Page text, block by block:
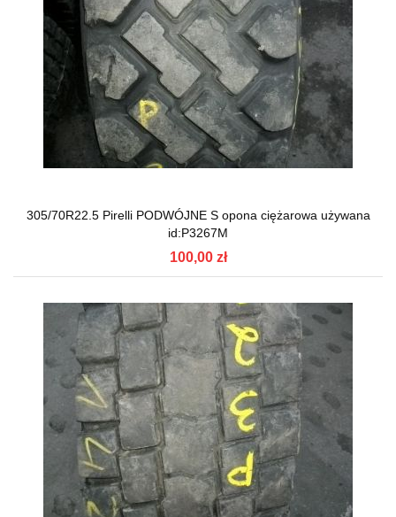
305/70R22.5 Pirelli PODWÓJNE S opona ciężarowa używana
id:P3267M
100,00 zł